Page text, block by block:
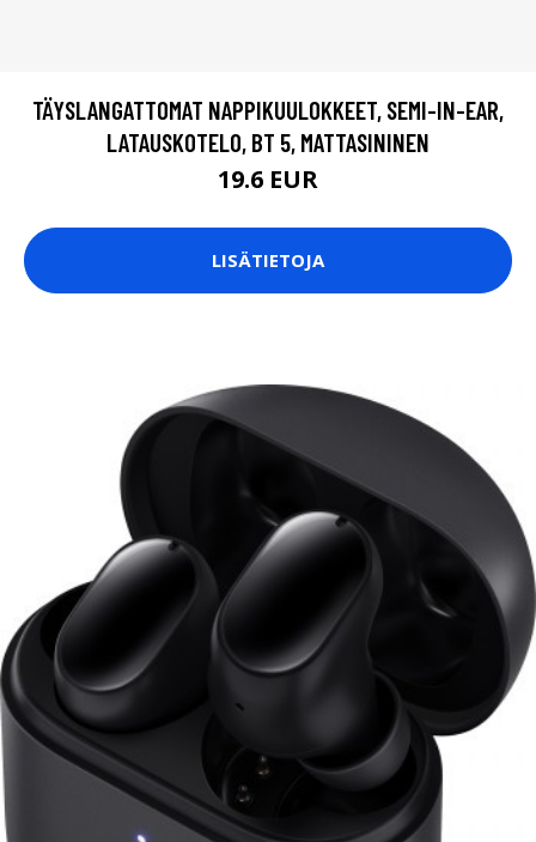
TÄYSLANGATTOMAT NAPPIKUULOKKEET, SEMI-IN-EAR,
LATAUSKOTELO, BT 5, MATTASININEN
19.6 EUR
LISÄTIETOJA